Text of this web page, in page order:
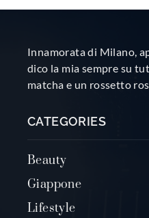
Innamorata di Milano,
dico la mia sempre su
matcha e un rossetto
CATEGORIES
Beauty
Giappone
Lifestyle